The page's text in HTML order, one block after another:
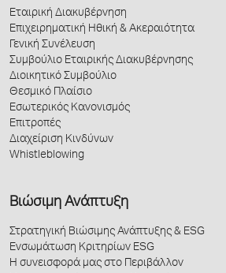
Εταιρική Διακυβέρνηση
Επιχειρηματική Ηθική & Ακεραιότητα
Γενική Συνέλευση
Συμβούλιο Εταιρικής Διακυβέρνησης
Διοικητικό Συμβούλιο
Θεσμικό Πλαίσιο
Εσωτερικός Κανονισμός
Επιτροπές
Διαχείριση Κινδύνων
Whistleblowing
Βιώσιμη Ανάπτυξη
Στρατηγική Βιώσιμης Ανάπτυξης & ESG
Ενσωμάτωση Κριτηρίων ESG
Η συνεισφορά μας στο Περιβάλλον